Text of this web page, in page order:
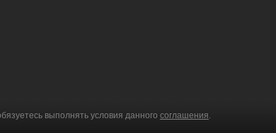
выполнять условия данного соглашения.